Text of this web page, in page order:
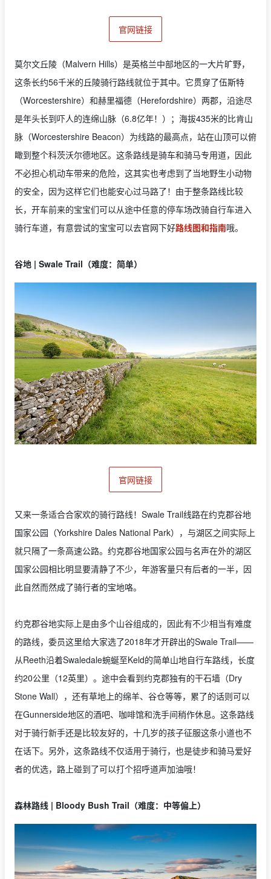
官网链接
莫尔文丘陵（Malvern Hills）是英格兰中部地区的一大片旷野，
这条长约56千米的丘陵骑行路线就位于其中。它贯穿了伍斯特
（Worcestershire）和赫里福德（Herefordshire）两郡，沿途尽
是年头长到吓人的连绵山脉（6.8亿年！）；海拔435米的比肯山
脉（Worcestershire Beacon）为线路的最高点，站在山顶可以俯
瞰到整个科茨沃尔德地区。这条路线是骑车和骑马专用道，因此
不必担心机动车带来的危险，这其实也考虑到了当地野生小动物
的安全，因为这样它们也能安心过马路了！由于整条路线比较
长，开车前来的宝宝们可以从途中任意的停车场改骑自行车进入
骑行车道，有意尝试的宝宝可以去官网下好路线图和指南哦。
谷地 | Swale Trail（难度：简单）
官网链接
又来一条适合合家欢的骑行路线！Swale Trail线路在约克郡谷地
国家公园（Yorkshire Dales National Park），与湖区之间实际上
就只隔了一条高速公路。约克郡谷地国家公园与名声在外的湖区
国家公园相比明显要清静了不少，年游客量只有后者的一半，因
此自然而然成了骑行者的宝地咯。
约克郡谷地实际上是由多个山谷组成的，因此有不少相当有难度
的路线，委员这里给大家选了2018年才开辟出的Swale Trail——
从Reeth沿着Swaledale蜿蜒至Keld的简单山地自行车路线，长度
约20公里（12英里）。途中会看到约克郡独有的干石墙（Dry
Stone Wall），还有草地上的绵羊、谷仓等等，累了的话则可以
在Gunnerside地区的酒吧、咖啡馆和洗手间稍作休息。这条路线
对于骑行新手还是比较友好的，十几岁的孩子征服这条小道也不
在话下。另外，这条路线不仅适用于骑行，也是徒步和骑马爱好
者的优选，路上碰到了可以打个招呼道声加油哦！
森林路线 | Bloody Bush Trail（难度：中等偏上）